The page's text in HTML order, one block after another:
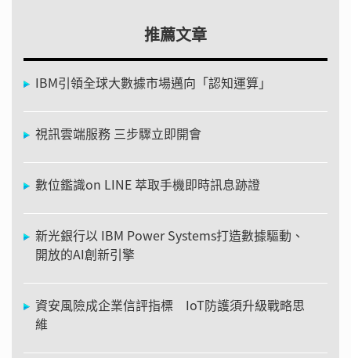
推薦文章
IBM引領全球大數據市場邁向「認知運算」
視訊雲端服務 三步驟立即開會
數位鑑識on LINE 萃取手機即時訊息跡證
新光銀行以 IBM Power Systems打造數據驅動、
開放的AI創新引擎
資安風險成企業信評指標 IoT防護須升級戰略思
維